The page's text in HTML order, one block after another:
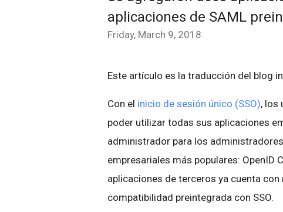
aplicaciones de SAML
Friday, March 9, 2018
Este artículo es la traducción del blog
Con el inicio de sesión único (SSO), los
poder utilizar todas sus aplicaciones
administrador para los
empresariales más populares: OpenID
aplicaciones de terceros ya cuenta
compatibilidad preintegrada con SSO.